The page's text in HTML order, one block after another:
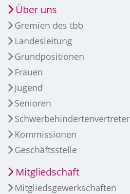
Über uns
Gremien des tbb
Landesleitung
Grundpositionen
Frauen
Jugend
Senioren
Schwerbehindertenvertreter
Kommissionen
Geschäftsstelle
Mitgliedschaft
Mitgliedsgewerkschaften